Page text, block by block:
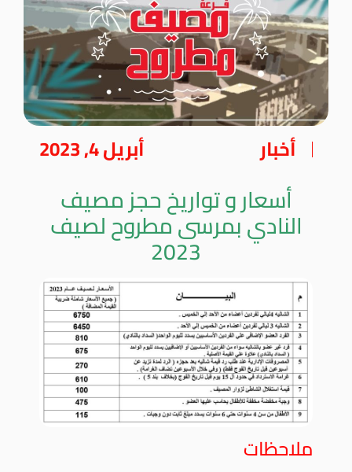
أخبار أبريل 4, 2023
أسعار و تواريخ حجز مصيف
النادي بمرسى مطروح لصيف
2023
ملاحظات